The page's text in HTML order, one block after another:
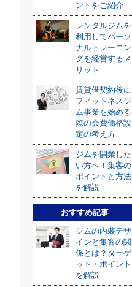
ントをご紹介
レンタルジムを
利用してパーソ
ナルトレーニン
グを経営するメ
リット...
賃貸借契約後に
フィットネスジ
ム事業を始める
際の会費価格設
定の考え方
ジムを開業した
い方へ！集客の
ポイントと方法
を解説
おすすめ記事
ジムの内装デザ
インと集客の関
係とは？ターゲ
ット・ポイント
を解説